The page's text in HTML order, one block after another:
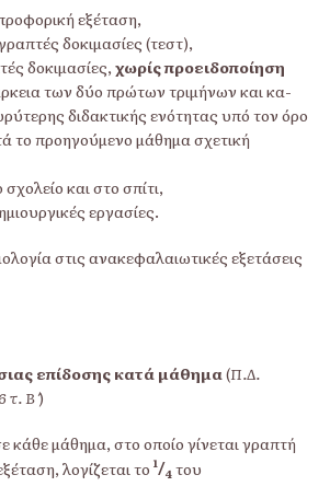
εξέταση,
δοκιμασίες (τεστ),
δοκιμασίες, χωρίς προειδοποίηση
των δύο πρώτων τριμήνων και κα­
διδακτικής ενότητας υπό τον όρο
το προηγούμενο μάθημα σχετική
και στο σπίτι,
εργασίες.
στις ανακεφαλαιωτικές εξετάσεις
επίδοσης κατά μάθημα (Π.Δ.
Β΄)
κάθε μάθημα, στο οποίο γίνεται γραπτή
λογίζεται το 1/4 του